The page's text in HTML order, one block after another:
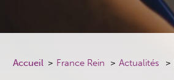
Accueil France Rein Actualités